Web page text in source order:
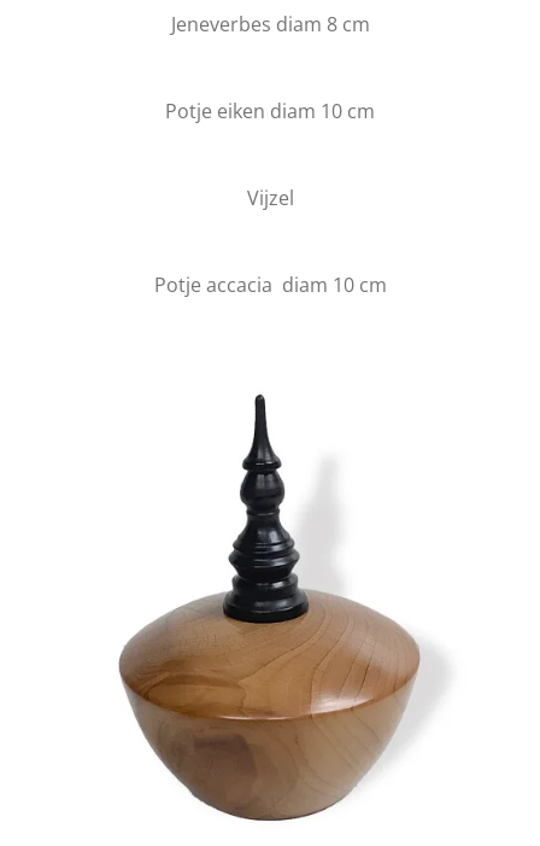
Jeneverbes diam 8 cm
Potje eiken diam 10 cm
Vijzel
Potje accacia diam 10 cm